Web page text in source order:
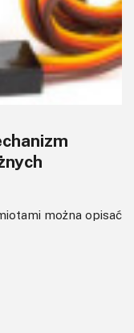
można opisać